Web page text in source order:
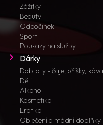
Zážitky
Beauty
Odpočinek
Sport
Poukazy na služby
Dárky
Dobroty - čaje, oříšky, káva
Děti
Alkohol
Kosmetika
Erotika
Oblečení a módní doplňky